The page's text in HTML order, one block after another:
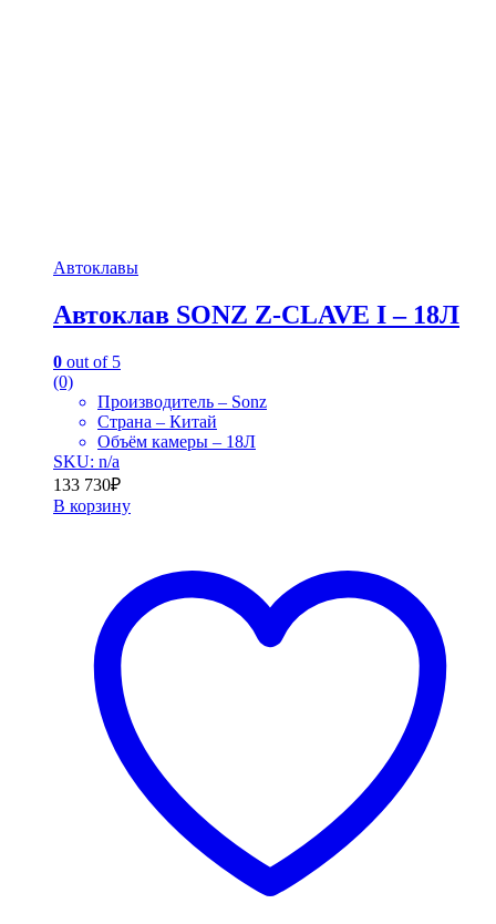
Автоклавы
Автоклав SONZ Z-CLAVE I – 18Л
0 out of 5
(0)
Производитель – Sonz
Страна – Китай
Объём камеры – 18Л
SKU: n/a
133 730₽
В корзину